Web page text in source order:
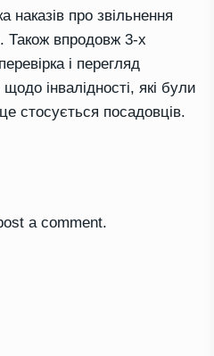
наказів про звільнення
Також впродовж 3-х
і перегляд
інвалідності, які були
стосується посадовців.
a comment.